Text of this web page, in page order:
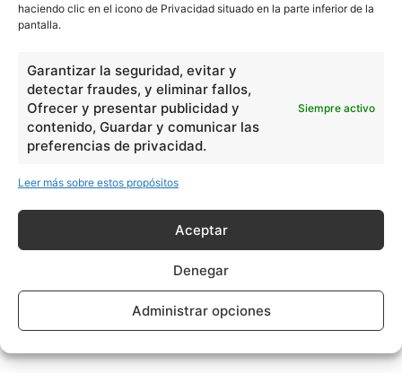
haciendo clic en el icono de Privacidad situado en la parte inferior de la
pantalla.
Garantizar la seguridad, evitar y
detectar fraudes, y eliminar fallos,
Ofrecer y presentar publicidad y
contenido, Guardar y comunicar las
preferencias de privacidad.
Siempre activo
Leer más sobre estos propósitos
Aceptar
Denegar
Administrar opciones